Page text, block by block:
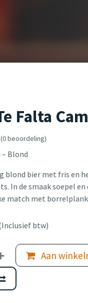
Falta
(0 beoordeling)
– Blond
blond bier met fris en
In de smaak soepel
match met
btw)
Aan